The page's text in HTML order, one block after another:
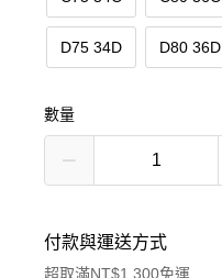
D75 34D D80 36D
數量
付款與運送方式
超取滿NT$1,300免運